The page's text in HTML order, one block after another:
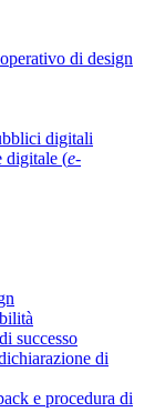
di design
digitali
digitale (e-
successo
di
e procedura di